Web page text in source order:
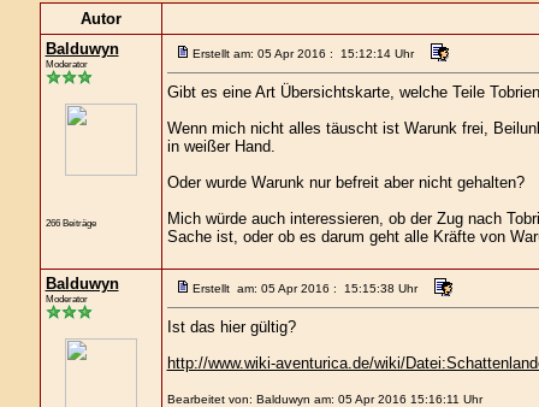
Autor
Balduwyn
Moderator
266 Beiträge
Erstellt am: 05 Apr 2016 : 15:12:14 Uhr
Gibt es eine Art Übersichtskarte, welche Teile
Wenn mich nicht alles täuscht ist Warunk frei,
in weißer Hand.
Oder wurde Warunk nur befreit aber nicht gehalten?
Mich würde auch interessieren, ob der Zug nach
Sache ist, oder ob es darum geht alle Kräfte von
Balduwyn
Moderator
Erstellt am: 05 Apr 2016 : 15:15:38 Uhr
Ist das hier gültig?
http://www.wiki-aventurica.de/wiki/
Bearbeitet von: Balduwyn am: 05 Apr 2016 15:16:11 Uhr